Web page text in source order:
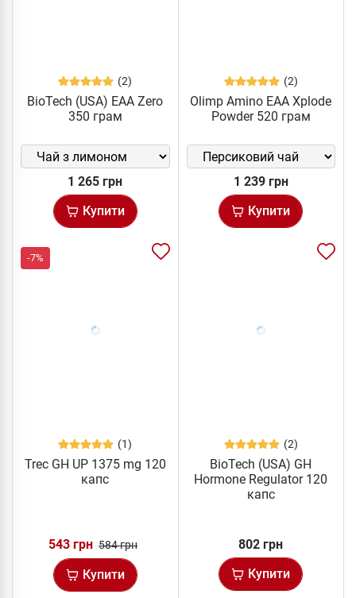
(2)
BioTech (USA) EAA Zero
350 грам
1 265 грн
Купити
(2)
Olimp Amino EAA Xplode
Powder 520 грам
1 239 грн
Купити
-7%
(1)
Trec GH UP 1375 mg 120
капс
543 грн 584 грн
Купити
(2)
BioTech (USA) GH
Hormone Regulator 120
капс
802 грн
Купити